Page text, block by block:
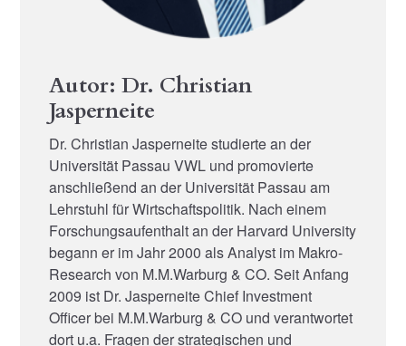
Autor: Dr. Christian
Jasperneite
Dr. Christian Jasperneite studierte an der
Universität Passau VWL und promovierte
anschließend an der Universität Passau am
Lehrstuhl für Wirtschaftspolitik. Nach einem
Forschungsaufenthalt an der Harvard University
begann er im Jahr 2000 als Analyst im Makro-
Research von M.M.Warburg & CO. Seit Anfang
2009 ist Dr. Jasperneite Chief Investment
Officer bei M.M.Warburg & CO und verantwortet
dort u.a. Fragen der strategischen und